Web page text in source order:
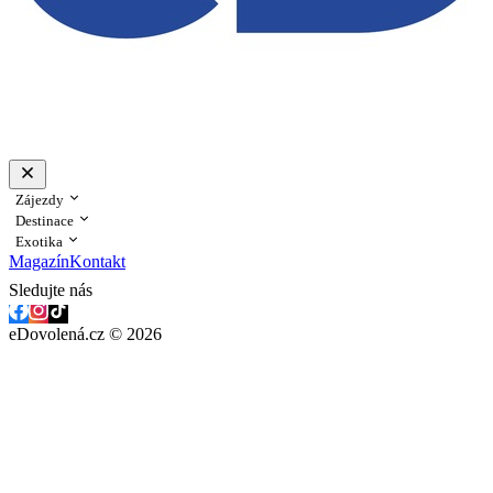
Zájezdy
Destinace
Exotika
MagazínKontakt
Sledujte nás
eDovolená.cz © 2026